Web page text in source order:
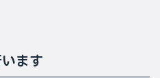
ます